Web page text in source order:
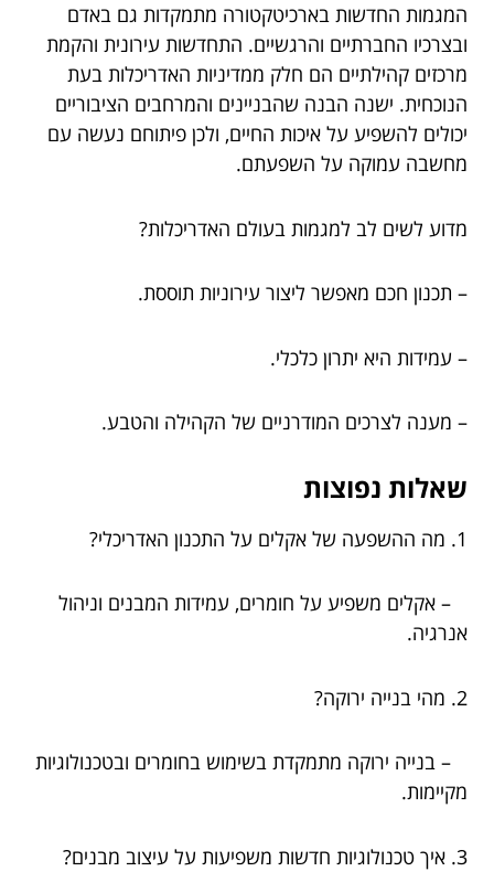
המגמות החדשות בארכיטקטורה מתמקדות גם באדם
ובצרכיו החברתיים והרגשיים. התחדשות עירונית והקמת
מרכזים קהילתיים הם חלק ממדיניות האדריכלות בעת
הנוכחית. ישנה הבנה שהבניינים והמרחבים הציבוריים
יכולים להשפיע על איכות החיים, ולכן פיתוחם נעשה עם
מחשבה עמוקה על השפעתם.
מדוע לשים לב למגמות בעולם האדריכלות?
– תכנון חכם מאפשר ליצור עירוניות תוססת.
– עמידות היא יתרון כלכלי.
– מענה לצרכים המודרניים של הקהילה והטבע.
שאלות נפוצות
1. מה ההשפעה של אקלים על התכנון האדריכלי?
– אקלים משפיע על חומרים, עמידות המבנים וניהול
אנרגיה.
2. מהי בנייה ירוקה?
– בנייה ירוקה מתמקדת בשימוש בחומרים ובטכנולוגיות
מקיימות.
3. איך טכנולוגיות חדשות משפיעות על עיצוב מבנים?